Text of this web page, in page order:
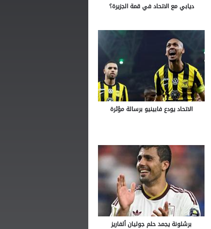
ديابي مع الاتحاد في قمة الجزيرة؟
الاتحاد يودع فابينيو برسالة مؤثرة
برشلونة يجمد حلم جوليان ألفاريز